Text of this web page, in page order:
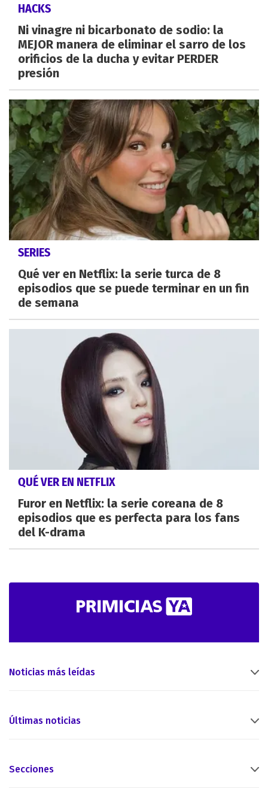
HACKS
Ni vinagre ni bicarbonato de sodio: la
MEJOR manera de eliminar el sarro de los
orificios de la ducha y evitar PERDER
presión
SERIES
Qué ver en Netflix: la serie turca de 8
episodios que se puede terminar en un fin
de semana
QUÉ VER EN NETFLIX
Furor en Netflix: la serie coreana de 8
episodios que es perfecta para los fans
del K-drama
Noticias más leídas
Últimas noticias
Secciones